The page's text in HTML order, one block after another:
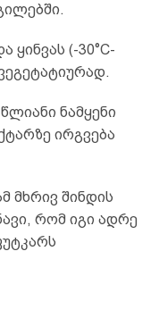
ყინვას (-30°C-
ნამყენი
ირგვება
მხრივ შინდის
რომ იგი ადრე